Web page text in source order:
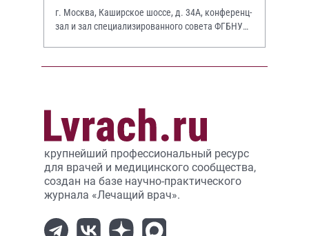
г. Москва, Каширское шоссе, д. 34А, конференц-
зал и зал специализированного совета ФГБНУ
крупнейший профессиональный ресурс
для врачей и медицинского сообщества,
создан на базе научно-практического
журнала «Лечащий врач».